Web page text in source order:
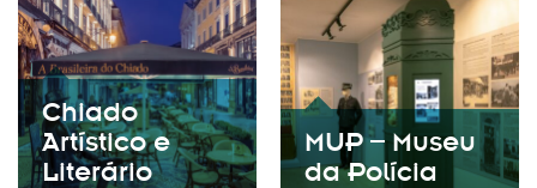
Chiado
Artístico e
Literário
MUP – Museu
da Polícia